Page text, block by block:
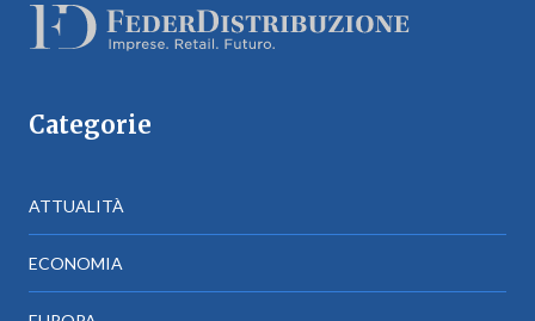
Categorie
ATTUALITÀ
ECONOMIA